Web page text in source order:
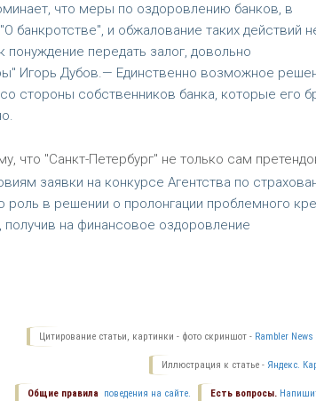
что меры по оздоровлению банков, в
банкротстве", и обжалование таких действий
передать залог, довольно
Игорь Дубов.— Единственно возможное
стороны собственников банка, которые его
что "Санкт-Петербург" не только сам
заявки на конкурсе Агентства по
в решении о пролонгации проблемного
на финансовое оздоровление
Цитирование статьи, картинки - фото скриншот - Rambler News
Иллюстрация к статье - Яндекс.
Есть вопросы.
Общие правила поведения на сайте.